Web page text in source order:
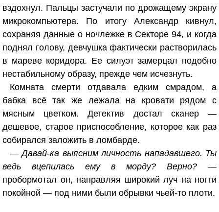
вздохнул. Пальцы застучали по дрожащему экрану
микрокомпьютера. По итогу Александр кивнул,
сохраняя данные о ночлежке в Секторе 94, и когда
поднял голову, девчушка фактически растворилась
в мареве коридора. Ее силуэт замерцал подобно
нестабильному образу, прежде чем исчезнуть.
Комната смерти отдавала едким смрадом, а
бабка всё так же лежала на кровати рядом с
мясным цветком. Детектив достал сканер —
дешевое, старое приспособление, которое как раз
собирался заложить в ломбарде.
— Давай-ка выясним личность нападавшего. Ты
ведь вцепилась ему в морду? Верно? —
пробормотал он, направляя широкий луч на ногти
покойной — под ними были обрывки чьей-то плоти.